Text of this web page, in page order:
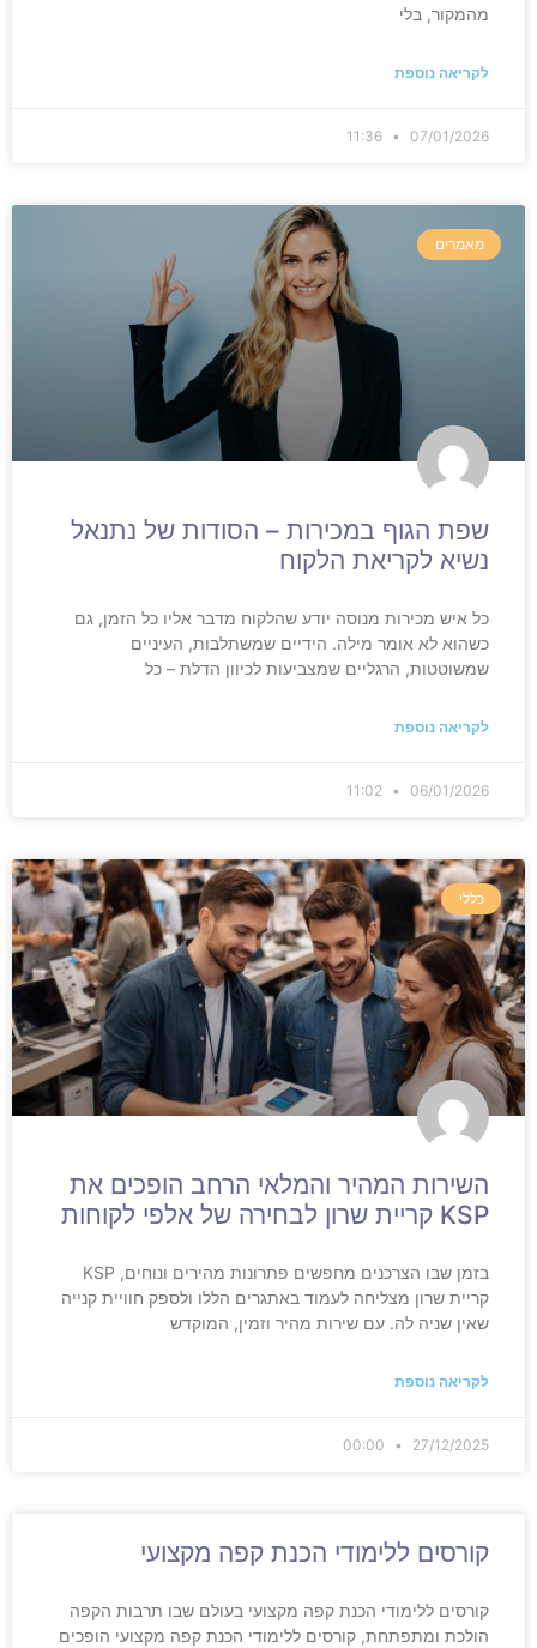
מהמקור, בלי
לקריאה נוספת
07/01/2026
מאמרים
שפת הגוף במכירות – הסודות של נתנאל
נשיא לקריאת הלקוח
כל איש מכירות מנוסה יודע שהלקוח מדבר אליו כל הזמן, גם
כשהוא לא אומר מילה. הידיים שמשתלבות, העיניים
שמשוטטות, הרגליים שמצביעות לכיוון הדלת – כל
לקריאה נוספת
06/01/2026
כללי
השירות המהיר והמלאי הרחב הופכים את
KSP קריית שרון לבחירה של אלפי לקוחות
בזמן שבו הצרכנים מחפשים פתרונות מהירים ונוחים, KSP
קריית שרון מצליחה לעמוד באתגרים הללו ולספק חוויית קנייה
שאין שניה לה. עם שירות מהיר וזמין, המוקדש
לקריאה נוספת
27/12/2025
קורסים ללימודי הכנת קפה מקצועי
קורסים ללימודי הכנת קפה מקצועי בעולם שבו תרבות הקפה
הולכת ומתפתחת, קורסים ללימודי הכנת קפה מקצועי הופכים